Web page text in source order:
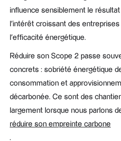
influence sensiblement le
l'intérêt croissant des
l'efficacité énergétique.
Réduire son Scope 2 passe
concrets : sobriété énergétique
consommation et
décarbonée. Ce sont des
largement lorsque nous parlons
réduire son empreinte carbone
.